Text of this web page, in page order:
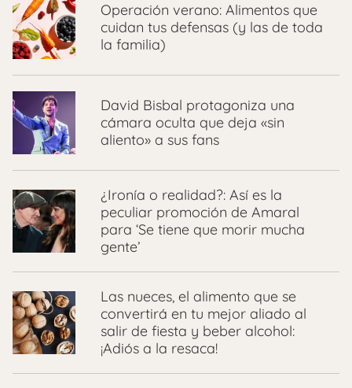
Operación verano: Alimentos que
cuidan tus defensas (y las de toda
la familia)
David Bisbal protagoniza una
cámara oculta que deja «sin
aliento» a sus fans
¿Ironía o realidad?: Así es la
peculiar promoción de Amaral
para ‘Se tiene que morir mucha
gente’
Las nueces, el alimento que se
convertirá en tu mejor aliado al
salir de fiesta y beber alcohol:
¡Adiós a la resaca!